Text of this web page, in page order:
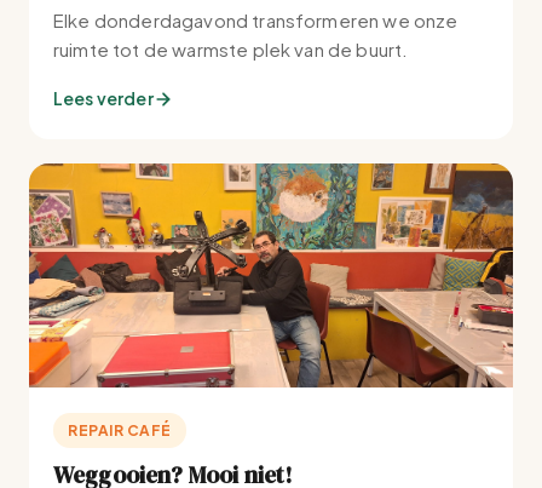
Elke donderdagavond transformeren we onze
ruimte tot de warmste plek van de buurt.
Lees verder
REPAIR CAFÉ
Weggooien? Mooi niet!